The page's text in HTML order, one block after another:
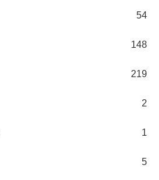
54
148
219
2
1
5